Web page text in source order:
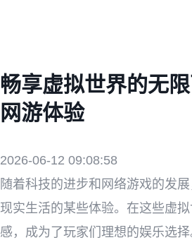
畅享虚拟世界的无
网游体验
2026-06-12 09:08:58
随着科技的进步和网络游戏的发
现实生活的某些体验。在这些虚
感，成为了玩家们理想的娱乐选